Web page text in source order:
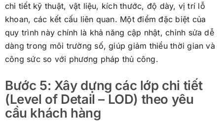
chi tiết kỹ thuật, vật liệu, kích thước, độ dày, vị trí lỗ
khoan, các kết cấu liên quan. Một điểm đặc biệt của
quy trình này chính là khả năng cập nhật, chỉnh sửa dễ
dàng trong môi trường số, giúp giảm thiểu thời gian và
công sức so với phương pháp thủ công.
Bước 5: Xây dựng các lớp chi tiết
(Level of Detail – LOD) theo yêu
cầu khách hàng